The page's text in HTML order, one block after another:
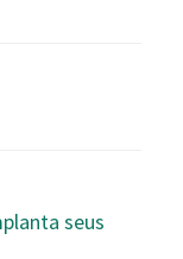
seus